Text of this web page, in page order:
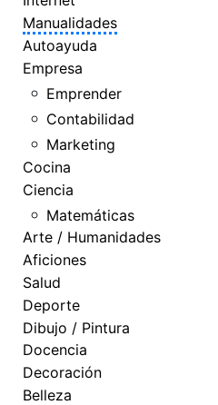
Manualidades
Autoayuda
Empresa
Emprender
Contabilidad
Marketing
Cocina
Ciencia
Matemáticas
Arte / Humanidades
Aficiones
Salud
Deporte
Dibujo / Pintura
Docencia
Decoración
Belleza